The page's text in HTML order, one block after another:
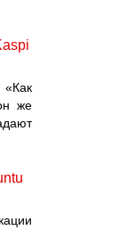
же